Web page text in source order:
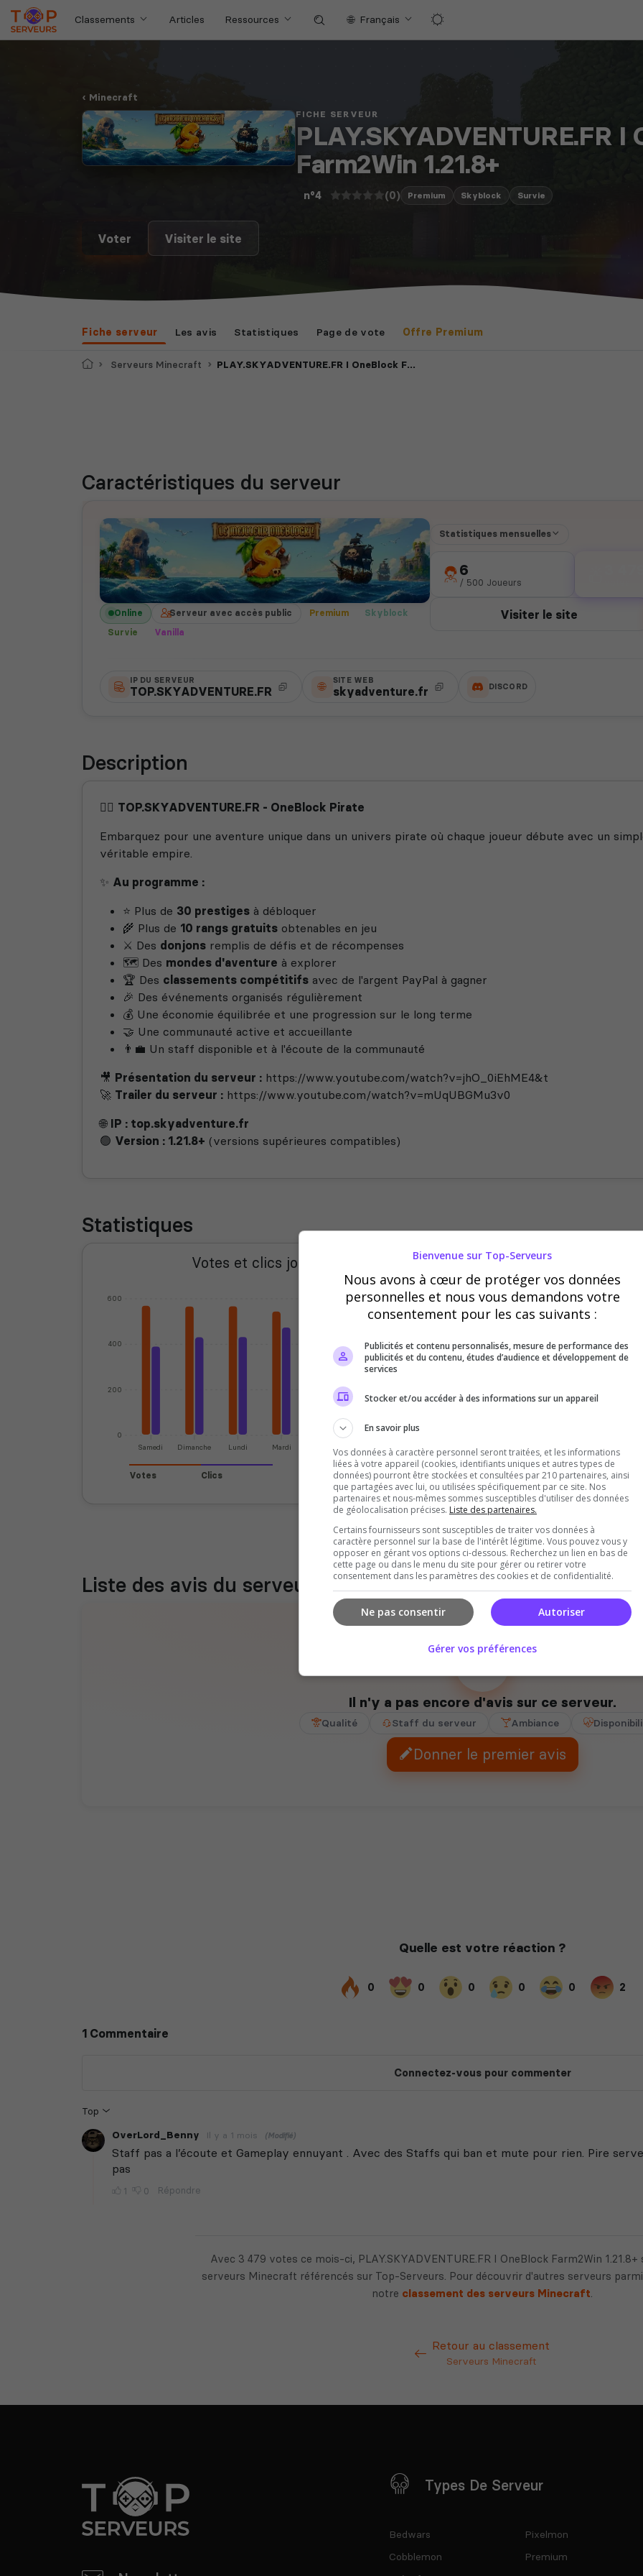
Classements Articles Ressources Français
Minecraft
FICHE SERVEUR
PLAY.SKYADVENTURE.FR I
Farm2Win 1.21.8+
n°4 (0) Premium Skyblock Survie
Voter Visiter le site
Fiche serveur Les avis Statistiques Page de vote Offre Premium
AccueilServeurs Minecraft PLAY.SKYADVENTURE.FR I OneBlock Farm2Win 1.21.8+
Caractéristiques du serveur
Online Serveur avec accès public Premium
Skyblock
Survie
Vanilla
Statistiques mensuelles
6
/ 500 Joueurs
Visiter le site
IP DU SERVEUR
TOP.SKYADVENTURE.FR
SITE WEB
skyadventure.fr DISCORD
Description
🏴‍☠️ TOP.SKYADVENTURE.FR - OneBlock Pirate
Embarquez pour une aventure unique dans un univers pirate où chaque joueur débute avec un
véritable empire.
✨ Au programme :
⭐ Plus de 30 prestiges à débloquer
🌾 Plus de 10 rangs gratuits obtenables en jeu
⚔️ Des donjons remplis de défis et de récompenses
🗺️ Des mondes d'aventure à explorer
🏆 Des classements compétitifs avec de l'argent PayPal à gagner
🎉 Des événements organisés régulièrement
💰 Une économie équilibrée et une progression sur le long terme
🤝 Une communauté active et accueillante
👨‍💼 Un staff disponible et à l'écoute de la communauté
🎥 Présentation du serveur : https://www.youtube.com/watch?v=jhO_0iEhME4&t
🚀 Trailer du serveur : https://www.youtube.com/watch?v=mUqUBGMu3v0
🌐 IP : top.skyadventure.fr
🟢 Version : 1.21.8+ (versions supérieures compatibles)
Statistiques
Votes et clics journaliers
0
200
400
600
Samedi Dimanche Lundi Mardi Mercredi Jeudi Vendredi
Votes Clics
5000
20000
Sept Oct Nov
Votes Clics
Liste des avis du serveur
Il n'y a pas encore d'avis sur ce serveur.
Qualité Staff du serveur Ambiance
Donner le premier avis
Avec 3 479 votes ce mois-ci, PLAY.SKYADVENTURE.FR I OneBlock Farm2Win 1.21.8+
serveurs Minecraft référencés sur Top-Serveurs. Pour découvrir d'autres serveurs
notre classement des serveurs Minecraft.
Retour au classement
Serveurs Minecraft
Types De Serveur
Bedwars
Cobblemon
Pixelmon
Premium
Bienvenue sur Top-Serveurs
Nous avons à cœur de protéger vos données
personnelles et nous vous demandons votre
consentement pour les cas suivants :
Publicités et contenu personnalisés, mesure de performance des
publicités et du contenu, études d’audience et développement de
services
Stocker et/ou accéder à des informations sur un appareil
En savoir plus
Vos données à caractère personnel seront traitées, et les informations
liées à votre appareil (cookies, identifiants uniques et autres types de
données) pourront être stockées et consultées par 210 partenaires, ainsi
que partagées avec lui, ou utilisées spécifiquement par ce site. Nos
partenaires et nous-mêmes sommes susceptibles d'utiliser des données
de géolocalisation précises. Liste des partenaires.
Certains fournisseurs sont susceptibles de traiter vos données à
caractère personnel sur la base de l'intérêt légitime. Vous pouvez vous y
opposer en gérant vos options ci-dessous. Recherchez un lien en bas de
cette page ou dans le menu du site pour gérer ou retirer votre
consentement dans les paramètres des cookies et de confidentialité.
Autoriser
Ne pas consentir
Gérer vos préférences